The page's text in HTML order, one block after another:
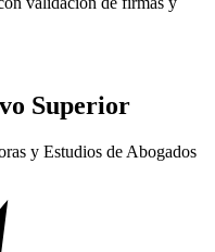
Superior
y Estudios de Abogados